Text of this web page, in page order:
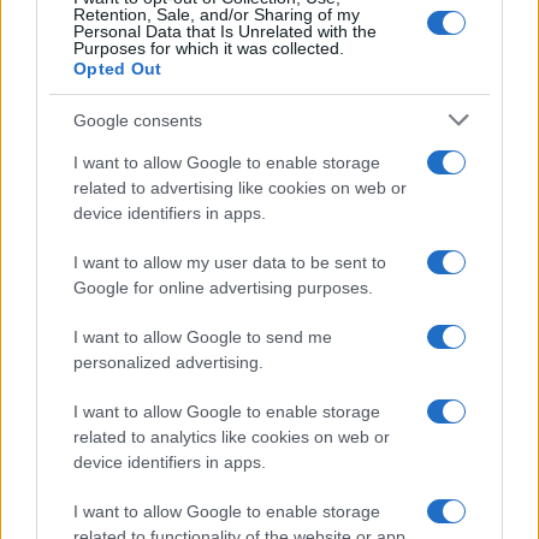
Retention, Sale, and/or Sharing of my
Personal Data that Is Unrelated with the
Purposes for which it was collected.
Opted Out
Google consents
I want to allow Google to enable storage
related to advertising like cookies on web or
device identifiers in apps.
I want to allow my user data to be sent to
Google for online advertising purposes.
I want to allow Google to send me
personalized advertising.
I want to allow Google to enable storage
related to analytics like cookies on web or
device identifiers in apps.
I want to allow Google to enable storage
Anticipazioni Puntata 4
giugno 2026: Mahir in
ospedale
TV
Un Posto al Sole 3
giugno 2026
sente male…
TV
Far Away, Anticipazioni